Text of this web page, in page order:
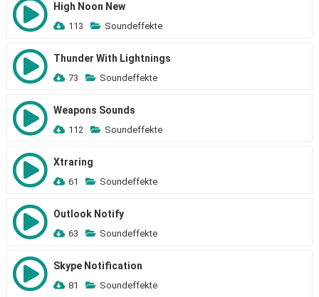
High Noon New
113 Soundeffekte
Thunder With Lightnings
73 Soundeffekte
Weapons Sounds
112 Soundeffekte
Xtraring
61 Soundeffekte
Outlook Notify
63 Soundeffekte
Skype Notification
81 Soundeffekte